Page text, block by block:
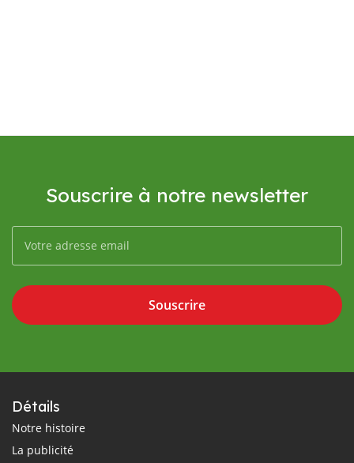
Souscrire à notre newsletter
Souscrire
Détails
Notre histoire
La publicité